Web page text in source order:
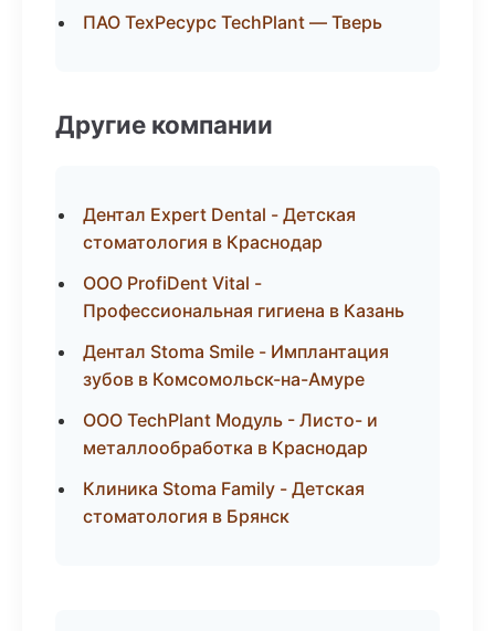
ПАО ТехРесурс TechPlant — Тверь
Другие компании
Дентал Expert Dental - Детская
стоматология в Краснодар
ООО ProfiDent Vital -
Профессиональная гигиена в Казань
Дентал Stoma Smile - Имплантация
зубов в Комсомольск-на-Амуре
ООО TechPlant Модуль - Листо- и
металлообработка в Краснодар
Клиника Stoma Family - Детская
стоматология в Брянск